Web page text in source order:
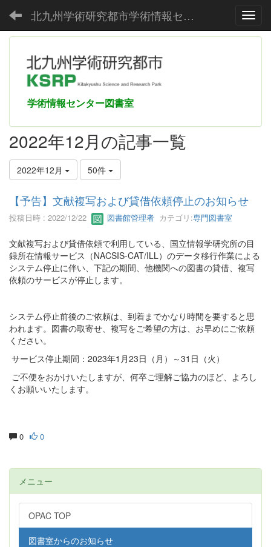
北九州学術研究都市学術情報センター
学術情報センター図書室
2022年12月の記事一覧
2022年12月 50件
【予告】文献複写および貸借依頼停止のお知らせ
投稿日時 : 2022/12/22 図書館管理者 カテゴリ:専門図書室
文献複写および貸借依頼で利用している、国立情報学研究所の目
録所在情報サービス（NACSIS-CAT/ILL）のデータ移行作業による
システム停止に伴い、下記の期間、他機関への図書の貸借、複写
依頼のサービスが停止します。
システム停止前後のご依頼は、到着までかなり時間を要すると思
われます。図書の取寄せ、複写をご希望の方は、お早めにご依頼
ください。
サービス停止期間：2023年1月23日（月）～31日（火）
ご不便をおかけいたしますが、何卒ご理解ご協力のほど、よろし
くお願いいたします。
0 0
メニュー
OPAC TOP
図書室からのお知らせ